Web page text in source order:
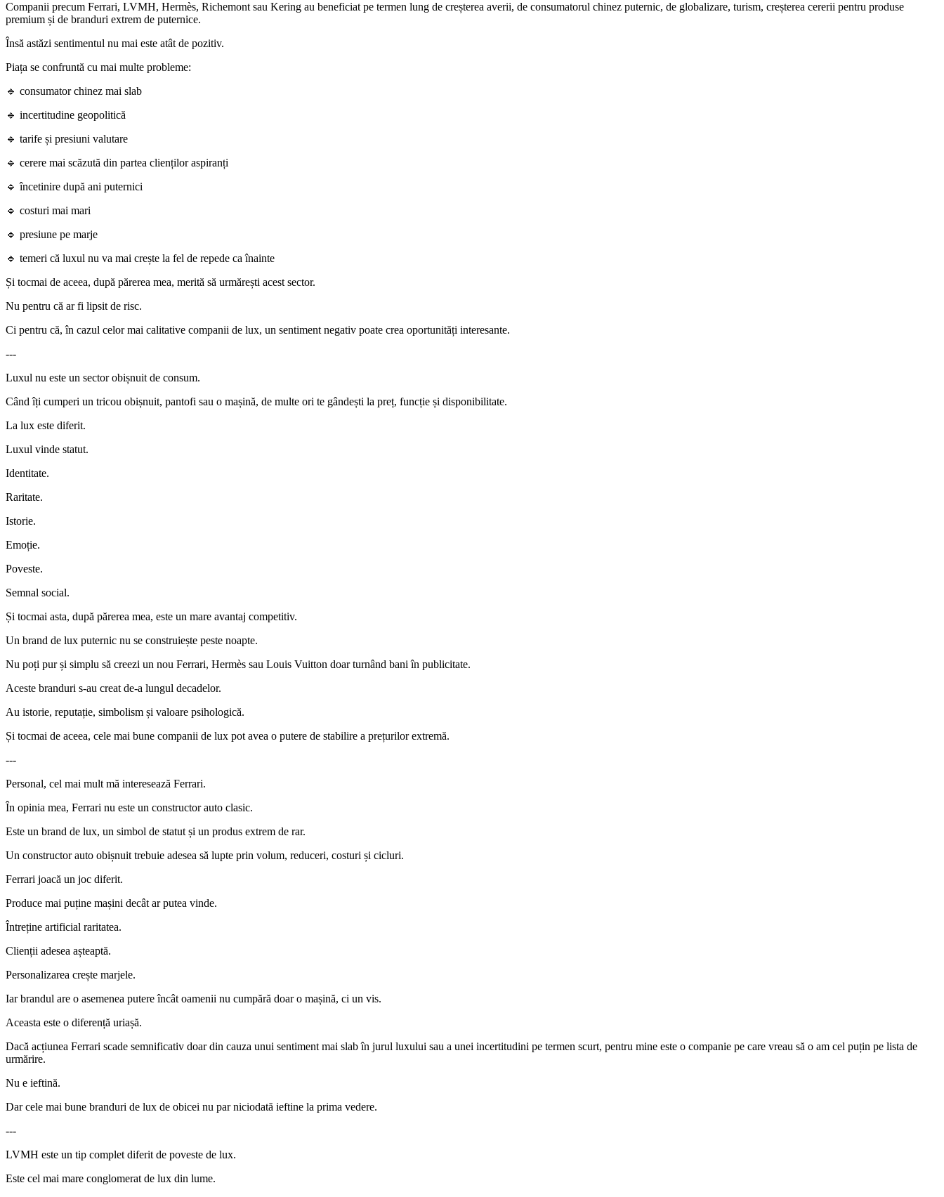
Companii precum Ferrari, LVMH, Hermès, Richemont sau Kering au beneficiat pe termen lung de creșterea averii, de consumatorul chinez puternic, de globalizare, turism, creșterea cererii pentru produse
premium și de branduri extrem de puternice.
Însă astăzi sentimentul nu mai este atât de pozitiv.
Piața se confruntă cu mai multe probleme:
🔹 consumator chinez mai slab
🔹 incertitudine geopolitică
🔹 tarife și presiuni valutare
🔹 cerere mai scăzută din partea clienților aspiranți
🔹 încetinire după ani puternici
🔹 costuri mai mari
🔹 presiune pe marje
🔹 temeri că luxul nu va mai crește la fel de repede ca înainte
Și tocmai de aceea, după părerea mea, merită să urmărești acest sector.
Nu pentru că ar fi lipsit de risc.
Ci pentru că, în cazul celor mai calitative companii de lux, un sentiment negativ poate crea oportunități interesante.
---
Luxul nu este un sector obișnuit de consum.
Când îți cumperi un tricou obișnuit, pantofi sau o mașină, de multe ori te gândești la preț, funcție și disponibilitate.
La lux este diferit.
Luxul vinde statut.
Identitate.
Raritate.
Istorie.
Emoție.
Poveste.
Semnal social.
Și tocmai asta, după părerea mea, este un mare avantaj competitiv.
Un brand de lux puternic nu se construiește peste noapte.
Nu poți pur și simplu să creezi un nou Ferrari, Hermès sau Louis Vuitton doar turnând bani în publicitate.
Aceste branduri s-au creat de-a lungul decadelor.
Au istorie, reputație, simbolism și valoare psihologică.
Și tocmai de aceea, cele mai bune companii de lux pot avea o putere de stabilire a prețurilor extremă.
---
Personal, cel mai mult mă interesează Ferrari.
În opinia mea, Ferrari nu este un constructor auto clasic.
Este un brand de lux, un simbol de statut și un produs extrem de rar.
Un constructor auto obișnuit trebuie adesea să lupte prin volum, reduceri, costuri și cicluri.
Ferrari joacă un joc diferit.
Produce mai puține mașini decât ar putea vinde.
Întreține artificial raritatea.
Clienții adesea așteaptă.
Personalizarea crește marjele.
Iar brandul are o asemenea putere încât oamenii nu cumpără doar o mașină, ci un vis.
Aceasta este o diferență uriașă.
Dacă acțiunea Ferrari scade semnificativ doar din cauza unui sentiment mai slab în jurul luxului sau a unei incertitudini pe termen scurt, pentru mine este o companie pe care vreau să o am cel puțin pe lista de
urmărire.
Nu e ieftină.
Dar cele mai bune branduri de lux de obicei nu par niciodată ieftine la prima vedere.
---
LVMH este un tip complet diferit de poveste de lux.
Este cel mai mare conglomerat de lux din lume.